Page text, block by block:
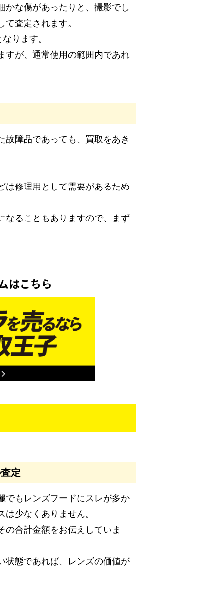
かな傷があったりと、撮影でし
査定されます。
ります。
すが、通常使用の範囲内であれ
故障品であっても、買取をあき
は修理用として需要があるため
なることもありますので、まず
はこちら
定
でもレンズフードにスレが多か
少なくありません。
の合計金額をお伝えしていま
状態であれば、レンズの価値が